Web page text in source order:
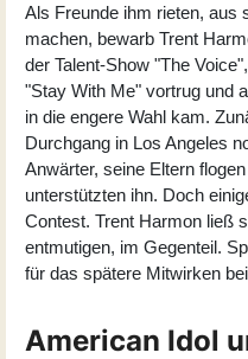
Als Freunde ihm rieten, aus
machen, bewarb Trent
der Talent-Show "The
"Stay With Me" vortrug und
in die engere Wahl kam.
Durchgang in Los Angeles
Anwärter, seine Eltern
unterstützten ihn. Doch
Contest. Trent Harmon ließ
entmutigen, im Gegenteil.
für das spätere Mitwirken
American Idol